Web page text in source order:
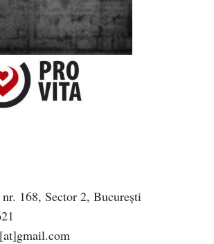
168, Sector 2, București